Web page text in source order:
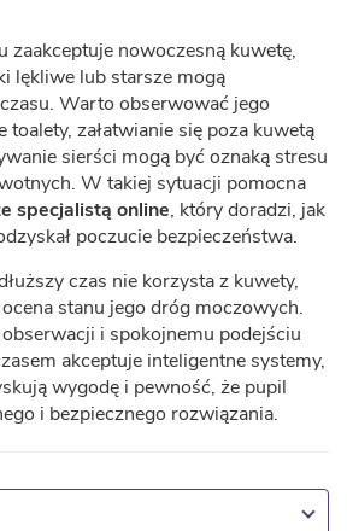
zaakceptuje nowoczesną kuwetę,
lękliwe lub starsze mogą
Warto obserwować jego
toalety, załatwianie się poza kuwetą
sierści mogą być oznaką stresu
W takiej sytuacji pomocna
specjalistą online, który doradzi, jak
poczucie bezpieczeństwa.
czas nie korzysta z kuwety,
stanu jego dróg moczowych.
i spokojnemu podejściu
akceptuje inteligentne systemy,
wygodę i pewność, że pupil
i bezpiecznego rozwiązania.